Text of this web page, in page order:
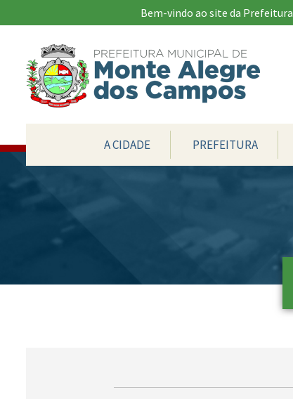
Bem-vindo ao site da Prefeitura
CONTEÚDO DO MENU
A CIDADE PREFEITURA
Conteúdo Principal